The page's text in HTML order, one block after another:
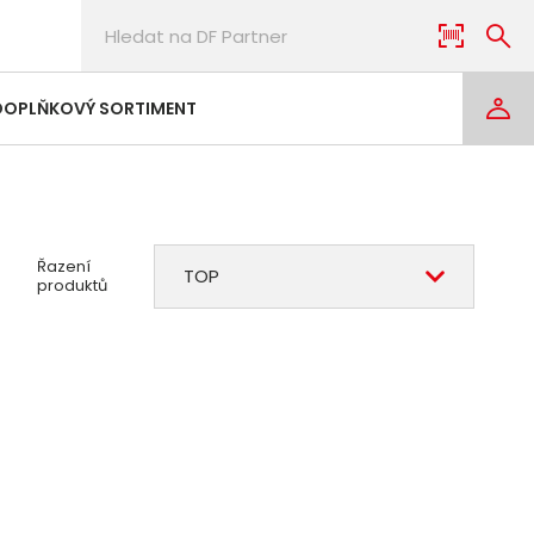
SORTIMENT
Řazení
produktů
TOP